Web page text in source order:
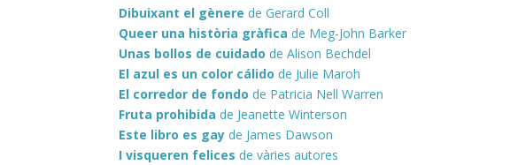
Dibuixant el gènere de Gerard Coll
Queer una història gràfica de Meg-John Barker
Unas bollos de cuidado de Alison Bechdel
El azul es un color cálido de Julie Maroh
El corredor de fondo de Patricia Nell Warren
Fruta prohibida de JeanetteWinterson
Este libro es gay de James Dawson
I visqueren felices de vàries autores